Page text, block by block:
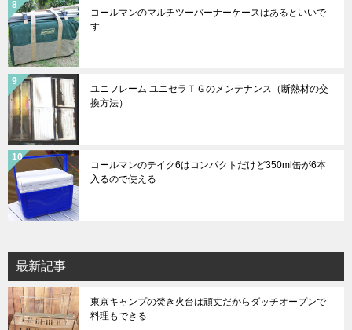
コールマンのマルチツーバーナーケースはあるといいで
す
ユニフレーム ユニセラＴＧのメンテナンス（断熱材の交
換方法）
コールマンのテイク6はコンパクトだけど350ml缶が6本
入るので使える
最新記事
東京キャンプの焚き火台は頑丈だからダッチオープンで
料理もできる